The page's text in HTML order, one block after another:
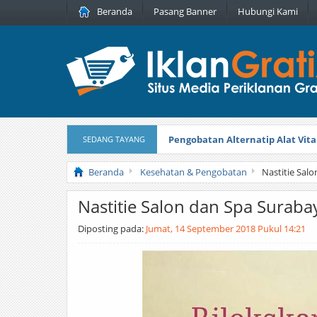
Beranda Pasang Banner Hubungi Kami
SEDANG TAYANG Pengobatan Alternatip Alat
Pita Cantik Pesona Diterbitkan
Beranda Kesehatan & Pengobatan Nastitie
Nastitie Salon dan Spa
Diposting pada: Jumat, 14 September 2018 Pukul 14:21